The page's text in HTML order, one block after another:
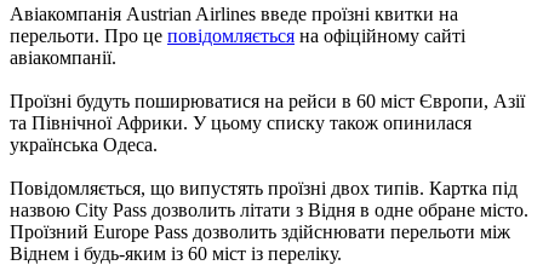
Авіакомпанія Austrian Airlines введе проїзні квитки на
перельоти. Про це повідомляється на офіційному сайті
авіакомпанії.
Проїзні будуть поширюватися на рейси в 60 міст Європи, Азії
та Північної Африки. У цьому списку також опинилася
українська Одеса.
Повідомляється, що випустять проїзні двох типів. Картка під
назвою City Pass дозволить літати з Відня в одне обране місто.
Проїзний Europe Pass дозволить здійснювати перельоти між
Віднем і будь-яким із 60 міст із переліку.